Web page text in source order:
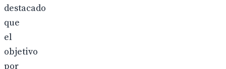
destacado
que
el
objetivo
por